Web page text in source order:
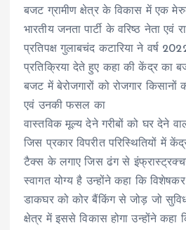
बजट ग्रामीण क्षेत्र के विकास में एक
भारतीय जनता पार्टी के वरिष्ठ नेता एवं
प्रतिपक्ष गुलाबचंद कटारिया ने वर्ष
प्रतिक्रिया देते हुए कहा की केंद्र का
बजट में बेरोजगारों को रोजगार
एवं उनकी फसल का
वास्तविक मूल्य देने गरीबों को घर देने
जिस प्रकार विपरीत परिस्थितियों में
टैक्स के लगाए जिस ढंग से
स्वागत योग्य है उन्होंने कहा कि
डाकघर को कोर बैंकिंग से जोड़ जो
क्षेत्र में इससे विकास होगा उन्होंने कहा